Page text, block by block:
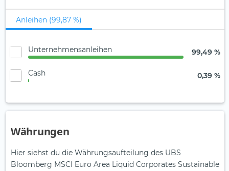
Anleihen (99,87 %)
Unternehmensanleihen 99,49 %
Cash 0,39 %
Währungen
Hier siehst du die Währungsaufteilung des UBS
Bloomberg MSCI Euro Area Liquid Corporates Sustainable